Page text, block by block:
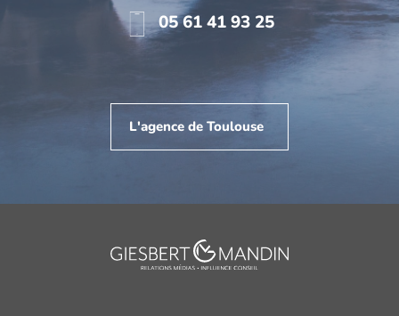
05 61 41 93 25
L'agence de Toulouse